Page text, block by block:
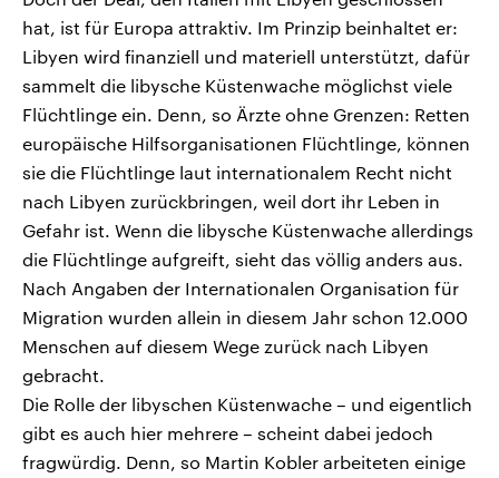
hat, ist für Europa attraktiv. Im Prinzip beinhaltet er:
Libyen wird finanziell und materiell unterstützt, dafür
sammelt die libysche Küstenwache möglichst viele
Flüchtlinge ein. Denn, so Ärzte ohne Grenzen: Retten
europäische Hilfsorganisationen Flüchtlinge, können
sie die Flüchtlinge laut internationalem Recht nicht
nach Libyen zurückbringen, weil dort ihr Leben in
Gefahr ist. Wenn die libysche Küstenwache allerdings
die Flüchtlinge aufgreift, sieht das völlig anders aus.
Nach Angaben der Internationalen Organisation für
Migration wurden allein in diesem Jahr schon 12.000
Menschen auf diesem Wege zurück nach Libyen
gebracht.
Die Rolle der libyschen Küstenwache – und eigentlich
gibt es auch hier mehrere – scheint dabei jedoch
fragwürdig. Denn, so Martin Kobler arbeiteten einige